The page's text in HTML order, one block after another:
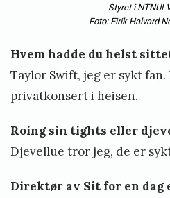
Styret i NTNUI
Foto: Eirik Halvard
Hvem hadde du helst
Taylor Swift, jeg er sykt
privatkonsert i heisen.
Roing sin tights eller
Djevellue tror jeg, de er
Direktør av Sit for en